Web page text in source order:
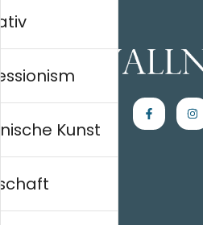
Einkaufen
Kunst